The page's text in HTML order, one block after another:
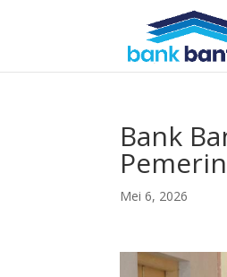
Bank
Mei 6, 2026